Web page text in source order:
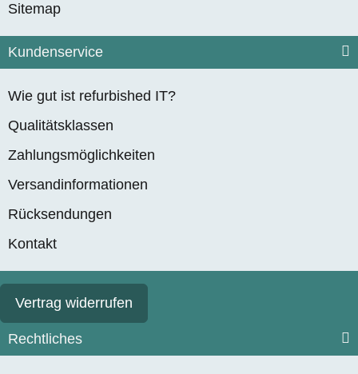
Sitemap
Kundenservice
Wie gut ist refurbished IT?
Qualitätsklassen
Zahlungsmöglichkeiten
Versandinformationen
Rücksendungen
Kontakt
Vertrag widerrufen
Rechtliches